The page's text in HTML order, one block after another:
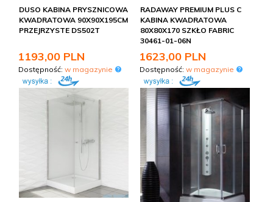
DUSO KABINA PRYSZNICOWA
KWADRATOWA 90X90X195CM
PRZEJRZYSTE DS502T
1193,00 PLN
Dostępność: w magazynie
RADAWAY PREMIUM PLUS C
KABINA KWADRATOWA
80X80X170 SZKŁO FABRIC
30461-01-06N
1623,00 PLN
Dostępność: w magazynie